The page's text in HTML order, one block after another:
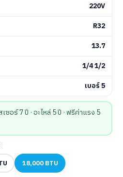
220V
R32
13.7
1/4 1/2
เบอร์ 5
ซอร์ 7 ปี · อะไหล่ 5 ปี · ฟรีค่าแรง 5
18,000 BTU